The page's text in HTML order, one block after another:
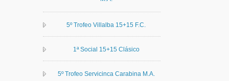
5º Trofeo Villalba 15+15 F.C.
1ª Social 15+15 Clásico
5º Trofeo Servicinca Carabina M.A.